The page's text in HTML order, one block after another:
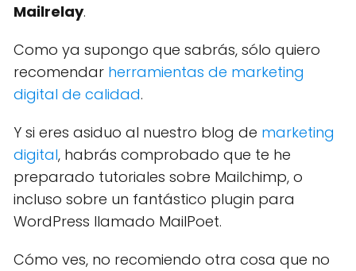
Mailrelay.
Como ya supongo que sabrás, sólo quiero
recomendar herramientas de marketing
digital de calidad.
Y si eres asiduo al nuestro blog de marketing
digital, habrás comprobado que te he
preparado tutoriales sobre Mailchimp, o
incluso sobre un fantástico plugin para
WordPress llamado MailPoet.
Cómo ves, no recomiendo otra cosa que no